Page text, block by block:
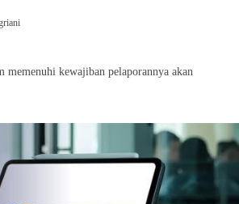
memenuhi kewajiban pelaporannya akan